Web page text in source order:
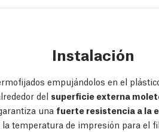
Instalación
empujándolos en el
del superficie externa
una fuerte resistencia a la
temperatura de impresión para el